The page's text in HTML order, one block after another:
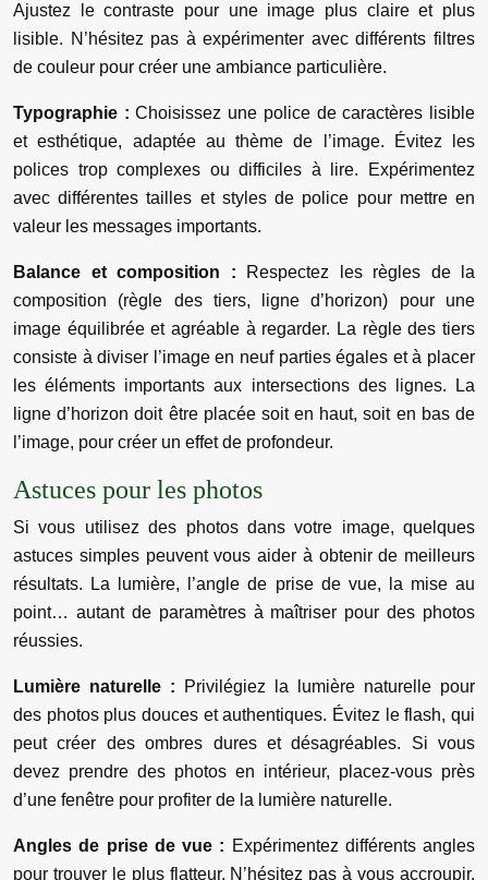
Ajustez le contraste pour une image plus claire et plus
lisible. N’hésitez pas à expérimenter avec différents filtres
de couleur pour créer une ambiance particulière.
Typographie :Choisissez une police de caractères lisible
et esthétique, adaptée au thème de l’image. Évitez les
polices trop complexes ou difficiles à lire. Expérimentez
avec différentes tailles et styles de police pour mettre en
valeur les messages importants.
Balance et composition :
Respectez les règles de la
composition (règle des tiers, ligne d’horizon) pour une
image équilibrée et agréable à regarder. La règle des tiers
consiste à diviser l’image en neuf parties égales et à placer
les éléments importants aux intersections des lignes. La
ligne d’horizon doit être placée soit en haut, soit en bas de
l’image, pour créer un effet de profondeur.
Astuces pour les photos
Si vous utilisez des photos dans votre image, quelques
astuces simples peuvent vous aider à obtenir de meilleurs
résultats. La lumière, l’angle de prise de vue, la mise au
point… autant de paramètres à maîtriser pour des photos
réussies.
Lumière naturelle :
Privilégiez la lumière naturelle pour
des photos plus douces et authentiques. Évitez le flash, qui
peut créer des ombres dures et désagréables. Si vous
devez prendre des photos en intérieur, placez-vous près
d’une fenêtre pour profiter de la lumière naturelle.
Angles de prise de vue : Expérimentez différents angles
pour trouver le plus flatteur. N’hésitez pas à vous accroupir,